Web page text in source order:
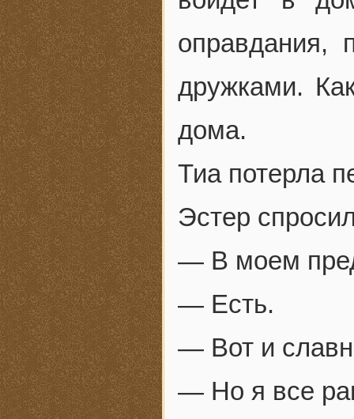
оправдания,
дружками.
дома.
Тиа потерла
Эстер
— В моем
— Есть.
— Вот и
— Но я все